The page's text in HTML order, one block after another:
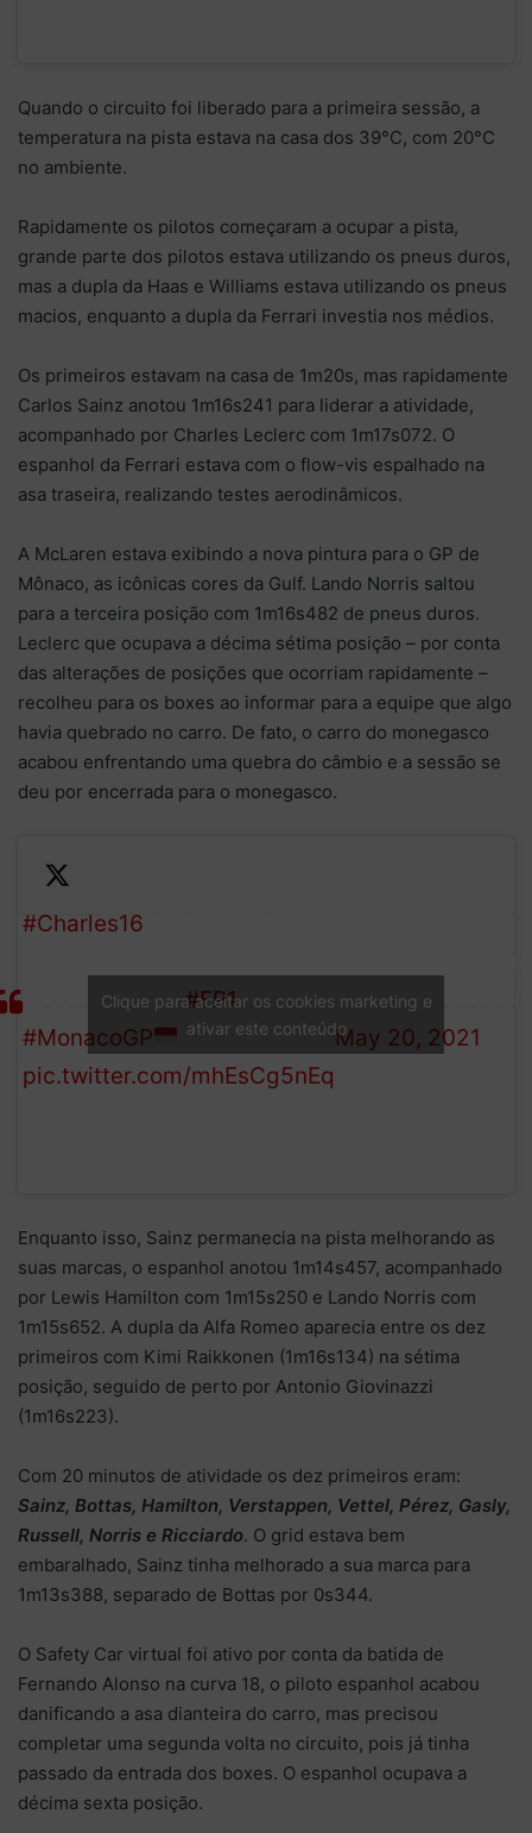
Quando o circuito foi liberado para a primeira sessão, a
temperatura na pista estava na casa dos 39°C, com 20°C
no ambiente.
Rapidamente os pilotos começaram a ocupar a pista,
grande parte dos pilotos estava utilizando os pneus duros,
mas a dupla da Haas e Williams estava utilizando os pneus
macios, enquanto a dupla da Ferrari investia nos médios.
Os primeiros estavam na casa de 1m20s, mas rapidamente
Carlos Sainz anotou 1m16s241 para liderar a atividade,
acompanhado por Charles Leclerc com 1m17s072. O
espanhol da Ferrari estava com o flow-vis espalhado na
asa traseira, realizando testes aerodinâmicos.
A McLaren estava exibindo a nova pintura para o GP de
Mônaco, as icônicas cores da Gulf. Lando Norris saltou
para a terceira posição com 1m16s482 de pneus duros.
Leclerc que ocupava a décima sétima posição – por conta
das alterações de posições que ocorriam rapidamente –
recolheu para os boxes ao informar para a equipe que algo
havia quebrado no carro. De fato, o carro do monegasco
acabou enfrentando uma quebra do câmbio e a sessão se
deu por encerrada para o monegasco.
#Charles16
session is over.#FP1
#MonacoGP
pic.twitter.com/mhEsCg5nEq
May 20, 2021
Clique para aceitar os cookies marketing e
ativar este conteúdo
Enquanto isso, Sainz permanecia na pista melhorando as
suas marcas, o espanhol anotou 1m14s457, acompanhado
por Lewis Hamilton com 1m15s250 e Lando Norris com
1m15s652. A dupla da Alfa Romeo aparecia entre os dez
primeiros com Kimi Raikkonen (1m16s134) na sétima
posição, seguido de perto por Antonio Giovinazzi
(1m16s223).
Com 20 minutos de atividade os dez primeiros eram:
Sainz, Bottas, Hamilton, Verstappen, Vettel, Pérez, Gasly,
Russell, Norris e Ricciardo. O grid estava bem
embaralhado, Sainz tinha melhorado a sua marca para
1m13s388, separado de Bottas por 0s344.
O Safety Car virtual foi ativo por conta da batida de
Fernando Alonso na curva 18, o piloto espanhol acabou
danificando a asa dianteira do carro, mas precisou
completar uma segunda volta no circuito, pois já tinha
passado da entrada dos boxes. O espanhol ocupava a
décima sexta posição.